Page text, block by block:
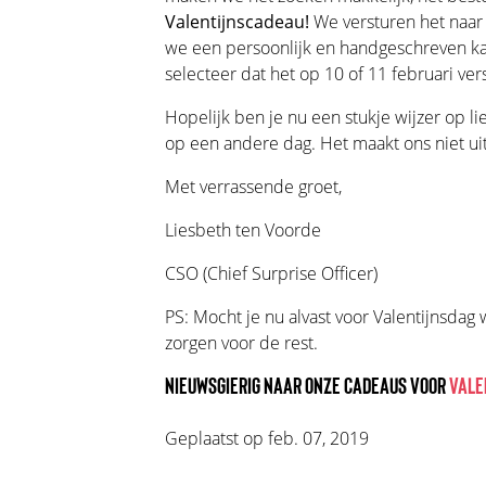
Valentijnscadeau! We versturen het
we een persoonlijk en handgeschreven
selecteer dat het op 10 of 11 februari
Hopelijk ben je nu een stukje wijzer op
op een andere dag. Het maakt ons niet
Met verrassende groet,
Liesbeth ten Voorde
CSO (Chief Surprise Officer)
PS: Mocht je nu alvast voor
zorgen voor de rest.
NIEUWSGIERIG NAAR ONZE CADEAUS VOOR
Geplaatst op feb. 07, 2019